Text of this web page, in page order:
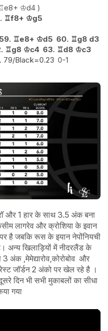
e8+ ♔d4
♖f8+ ♔g5
59. ♖e8+ ♔d5 60. ♖g8 d3
♖g8 ♔c4 63. ♖d8 ♔c3
79/Black=0.23 0-1
और 1 हार के साथ 3.5 अंक बना
लागरेव और क्रोशिया के इवान
है जबकि रूस के इयान नेपोंनियची
खिलाड़ियों में नीदरलैंड के
अंक ,मेमेद्यारोव,कोरोबोव और
जॉर्डन 2 अंको पर खेल रहे है ।
दिन भी सभी मुकाबलों का सीधा
गया